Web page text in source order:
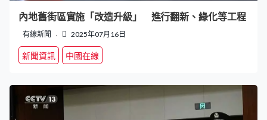
內地舊街區實施「改造升級」 進行翻新、綠化等工程
有線新聞 2025年07月16日
新聞資訊 中國在線